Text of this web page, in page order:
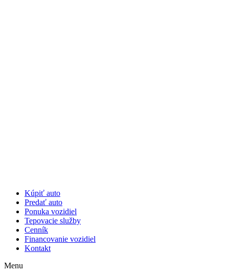
Kúpiť auto
Predať auto
Ponuka vozidiel
Tepovacie služby
Cenník
Financovanie vozidiel
Kontakt
Menu